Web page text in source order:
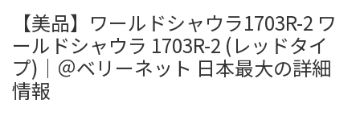
【美品】ワールドシャウラ1703R-2 ワ
ールドシャウラ 1703R-2 (レッドタイ
プ)｜＠ベリーネット 日本最大の詳細
情報